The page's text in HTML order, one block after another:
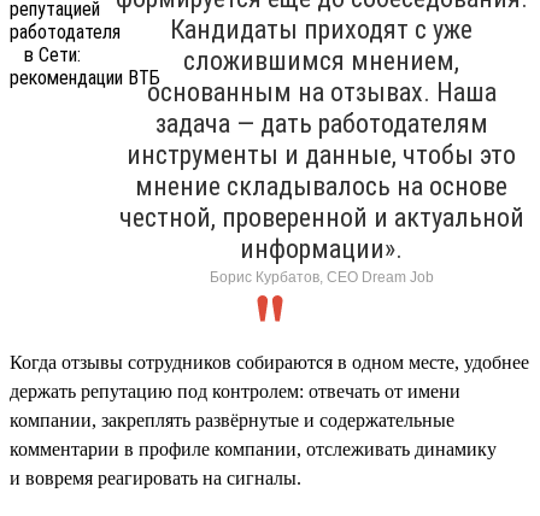
Кандидаты приходят с уже
сложившимся мнением,
основанным на отзывах. Наша
задача — дать работодателям
инструменты и данные, чтобы это
мнение складывалось на основе
честной, проверенной и актуальной
информации».
Борис Курбатов, CEO Dream Job
Когда отзывы сотрудников собираются в одном месте, удобнее
держать репутацию под контролем: отвечать от имени
компании, закреплять развёрнутые и содержательные
комментарии в профиле компании, отслеживать динамику
и вовремя реагировать на сигналы.